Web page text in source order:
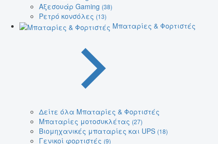
Αξεσουάρ Gaming (38)
Ρετρό κονσόλες (13)
Μπαταρίες & Φορτιστές
Δείτε όλα Μπαταρίες & Φορτιστές
Μπαταρίες μοτοσυκλέτας (27)
Βιομηχανικές μπαταρίες και UPS (18)
Γενικοί φορτιστές (9)